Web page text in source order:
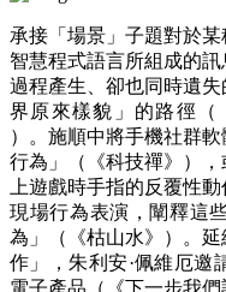
承接「場景」子題對於
智慧程式語言所組成的
過程產生、卻也同時遺
界原來樣貌」的路徑（
）。施順中將手機社群
行為」（《科技禪》）
上遊戲時手指的反覆性
現場行為表演，闡釋這
為」（《枯山水》）。
作」，朱利安·佩維厄邀
電子產品（《下一步我